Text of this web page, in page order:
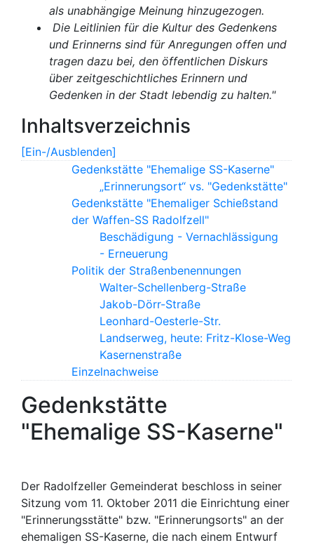
als unabhängige Meinung hinzugezogen.
Die Leitlinien für die Kultur des Gedenkens
und Erinnerns sind für Anregungen offen und
tragen dazu bei, den öffentlichen Diskurs
über zeitgeschichtliches Erinnern und
Gedenken in der Stadt lebendig zu halten."
Inhaltsverzeichnis
[Ein-/Ausblenden]
Gedenkstätte "Ehemalige SS-Kaserne"
„Erinnerungsort“ vs. "Gedenkstätte"
Gedenkstätte "Ehemaliger Schießstand
der Waffen-SS Radolfzell"
Beschädigung - Vernachlässigung
- Erneuerung
Politik der Straßenbenennungen
Walter-Schellenberg-Straße
Jakob-Dörr-Straße
Leonhard-Oesterle-Str.
Landserweg, heute: Fritz-Klose-Weg
Kasernenstraße
Einzelnachweise
Gedenkstätte
"Ehemalige SS-Kaserne"
Der Radolfzeller Gemeinderat beschloss in seiner
Sitzung vom 11. Oktober 2011 die Einrichtung einer
"Erinnerungsstätte" bzw. "Erinnerungsorts" an der
ehemaligen SS-Kaserne, die nach einem Entwurf